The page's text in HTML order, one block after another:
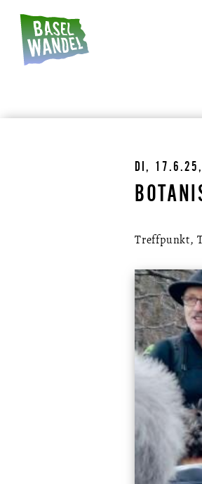
HAUPTNAVIGATION
DI,
Treffpunkt,